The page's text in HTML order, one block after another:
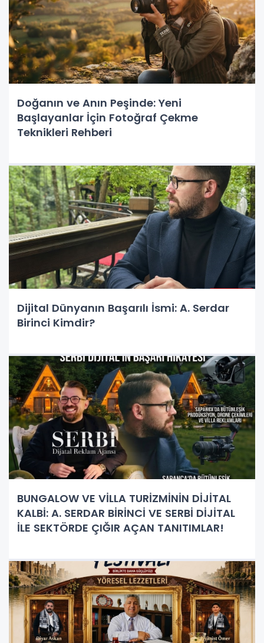
Doğanın ve Anın Peşinde: Yeni
Başlayanlar İçin Fotoğraf Çekme
Teknikleri Rehberi
Dijital Dünyanın Başarılı İsmi: A. Serdar
Birinci Kimdir?
BUNGALOW VE VİLLA TURİZMİNİN DİJİTAL
KALBİ: A. SERDAR BİRİNCİ VE SERBİ DİJİTAL
İLE SEKTÖRDE ÇIĞIR AÇAN TANITIMLAR!